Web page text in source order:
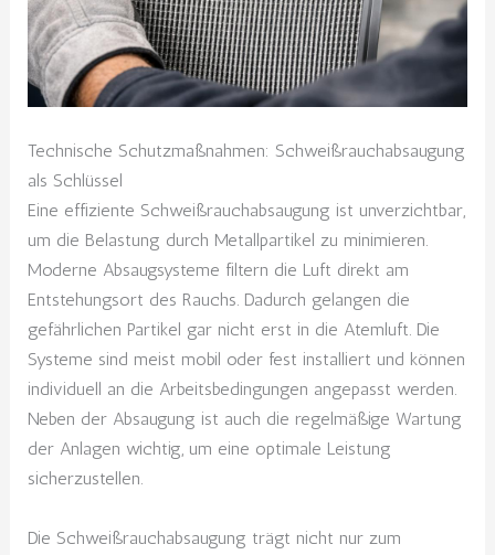
Technische Schutzmaßnahmen: Schweißrauchabsaugung
als Schlüssel
Eine effiziente Schweißrauchabsaugung ist unverzichtbar,
um die Belastung durch Metallpartikel zu minimieren.
Moderne Absaugsysteme filtern die Luft direkt am
Entstehungsort des Rauchs. Dadurch gelangen die
gefährlichen Partikel gar nicht erst in die Atemluft. Die
Systeme sind meist mobil oder fest installiert und können
individuell an die Arbeitsbedingungen angepasst werden.
Neben der Absaugung ist auch die regelmäßige Wartung
der Anlagen wichtig, um eine optimale Leistung
sicherzustellen.
Die Schweißrauchabsaugung trägt nicht nur zum